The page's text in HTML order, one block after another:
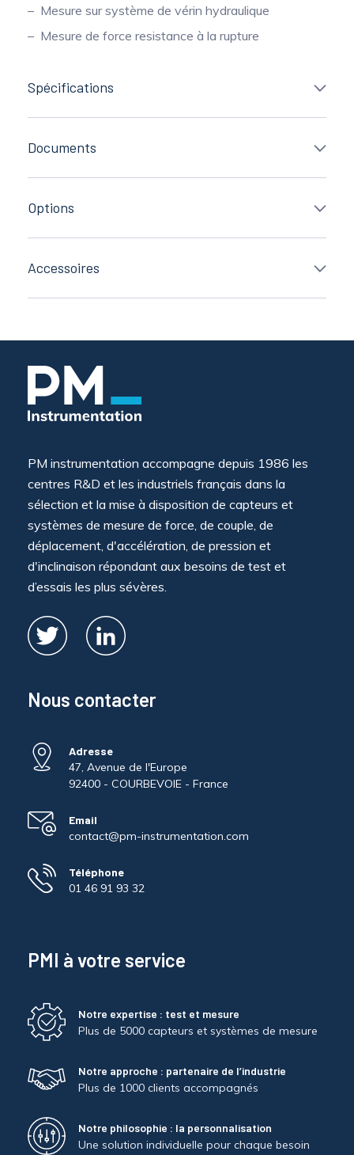
Mesure sur système de vérin hydraulique
Mesure de force resistance à la rupture
Spécifications
Documents
Options
Accessoires
PM instrumentation accompagne depuis 1986 les
centres R&D et les industriels français dans la
sélection et la mise à disposition de capteurs et
systèmes de mesure de force, de couple, de
déplacement, d'accélération, de pression et
d'inclinaison répondant aux besoins de test et
d’essais les plus sévères.
Nous contacter
Adresse
47, Avenue de l'Europe
92400 - COURBEVOIE - France
Email
contact@pm-instrumentation.com
Téléphone
01 46 91 93 32
PMI à votre service
Notre expertise : test et mesure
Plus de 5000 capteurs et systèmes de mesure
Notre approche : partenaire de l’industrie
Plus de 1000 clients accompagnés
Notre philosophie : la personnalisation
Une solution individuelle pour chaque besoin